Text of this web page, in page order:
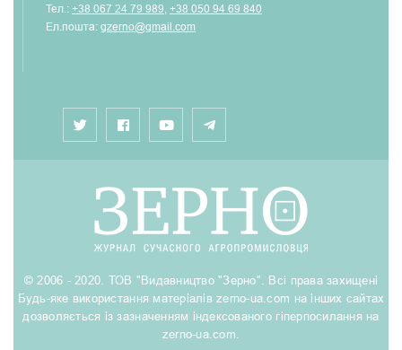
Тел.: +38 067 24 79 989, +38 050 94 69 840
Ел.пошта: gzerno@gmail.com
© 2006 - 2020. ТОВ "Видавництво "Зерно". Всі права захищені
Будь-яке використання матеріалів zerno-ua.com на інших сайтах
дозволяється із зазначенням індексованого гіперпосилання на
zerno-ua.com.